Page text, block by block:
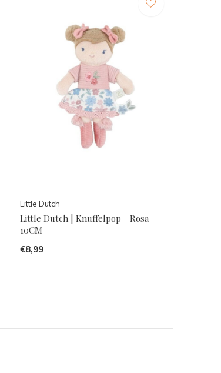
Little Dutch
Little Dutch | Knuffelpop - Rosa
10CM
€8,99